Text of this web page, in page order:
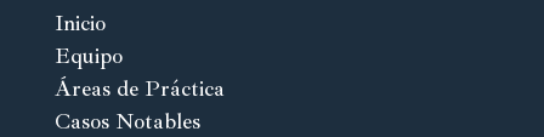
Inicio
Equipo
Áreas de Práctica
Casos Notables